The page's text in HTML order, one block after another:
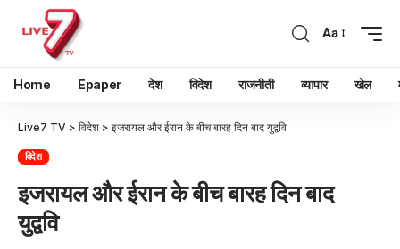
Aa
Home Epaper देश विदेश राजनीती व्यापार खेल
Live7 TV > विदेश > इजरायल और ईरान के बीच बारह दिन बाद युद्ववि
विदेश
इजरायल और ईरान के बीच बारह दिन बाद
युद्ववि